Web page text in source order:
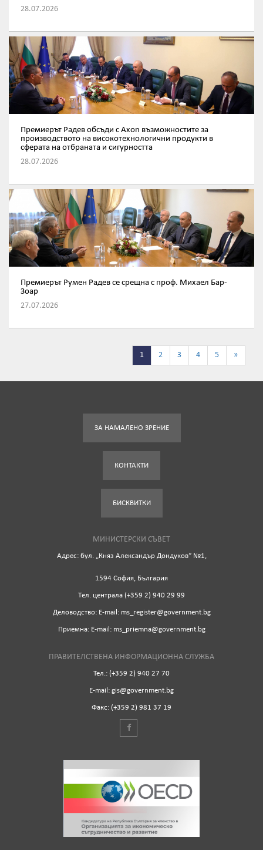
28.07.2026
Премиерът Радев обсъди с Axon възможностите за
производството на високотехнологични продукти в
сферата на отбраната и сигурността
28.07.2026
Премиерът Румен Радев се срещна с проф. Михаел Бар-
Зоар
27.07.2026
1 2 3 4 5 »
ЗА НАМАЛЕНО ЗРЕНИЕ
КОНТАКТИ
БИСКВИТКИ
МИНИСТЕРСКИ СЪВЕТ
Адрес: бул. „Княз Александър Дондуков“ №1,
1594 София, България
Tел. централа (+359 2) 940 29 99
Деловодство: Е-mail: ms_register@government.bg
Приемна: Е-mail: ms_priemna@government.bg
ПРАВИТЕЛСТВЕНА ИНФОРМАЦИОННА СЛУЖБА
Тел.: (+359 2) 940 27 70
Е-mail: gis@government.bg
Факс: (+359 2) 981 37 19